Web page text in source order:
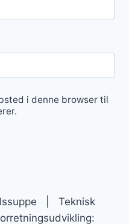
i denne browser til
| Teknisk